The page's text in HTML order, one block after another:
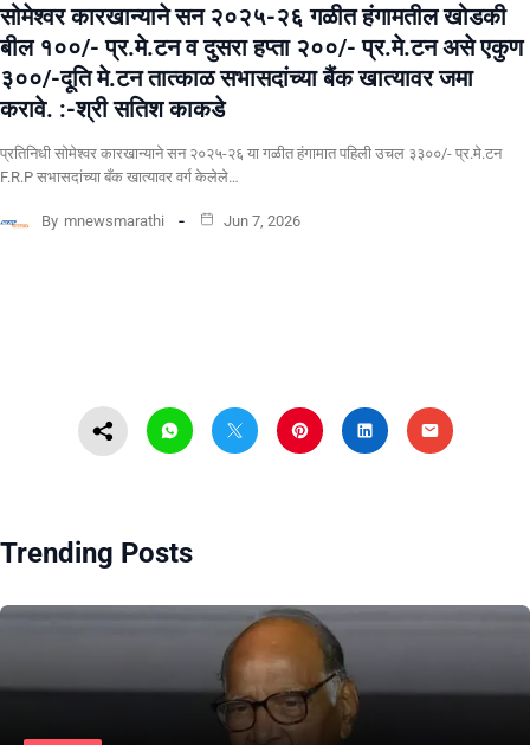
सोमेश्वर कारखान्याने सन २०२५-२६ गळीत हंगामतील खोडकी
बील १००/- प्र.मे.टन व दुसरा हप्ता २००/- प्र.मे.टन असे एकुण
३००/-दूति मे.टन तात्काळ सभासदांच्या बैंक खात्यावर जमा
करावे. :-श्री सतिश काकडे
प्रतिनिधी सोमेश्वर कारखान्याने सन २०२५-२६ या गळीत हंगामात पहिली उचल ३३००/- प्र.मे.टन
F.R.P सभासदांच्या बँक खात्यावर वर्ग केलेले…
By mnewsmarathi Jun 7, 2026
Trending Posts